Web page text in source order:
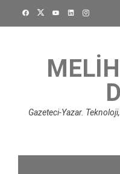
Gazeteci-Yazar.